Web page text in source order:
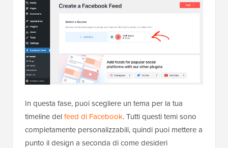
In questa fase, puoi scegliere un tema per la tua
timeline delfeed di Facebook. Tutti questi temi sono
completamente personalizzabili, quindi puoi mettere a
punto il design a seconda di come desideri